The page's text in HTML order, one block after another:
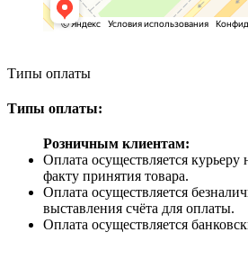
Типы оплаты
Типы оплаты:
Розничным клиентам:
Оплата осуществляется
факту принятия товара.
Оплата осуществляется
выставления счёта для оплаты.
Оплата осуществляется